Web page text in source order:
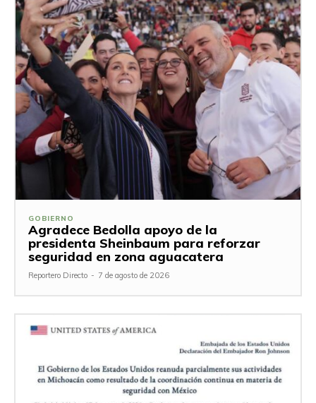
GOBIERNO
Agradece Bedolla apoyo de la
presidenta Sheinbaum para reforzar
seguridad en zona aguacatera
Reportero Directo - 7 de agosto de 2026